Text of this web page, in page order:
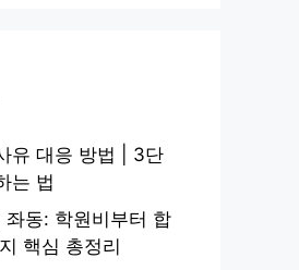
유 대응 방법 | 3단
는 법
좌동: 학원비부터 합
핵심 총정리